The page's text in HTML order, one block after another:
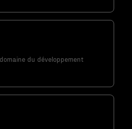
du développement